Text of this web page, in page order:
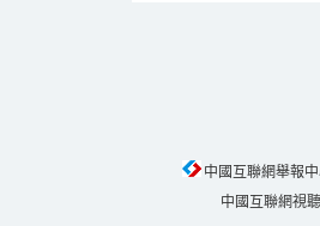
中國互聯網舉報
中國互聯網視